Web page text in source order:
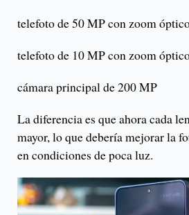
telefoto de 50 MP con zoom
telefoto de 10 MP con zoom
cámara principal de 200 MP
La diferencia es que ahora cada
mayor, lo que debería mejorar la
en condiciones de poca luz.